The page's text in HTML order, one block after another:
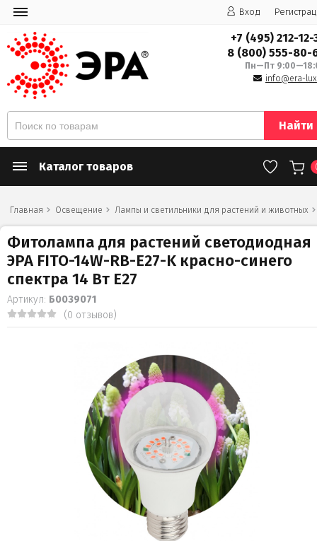
Вход
+7 (495) 212-12-
8 (800) 555-80-
Пн—Пт
info@era-
Найти
Каталог товаров
Главная Освещение Лампы и светильники для растений и животных
Фитолампа для растений светодиодная
ЭРА FITO-14W-RB-E27-K красно-синего
спектра 14 Вт Е27
Артикул: Б0039071
(0 отзывов)